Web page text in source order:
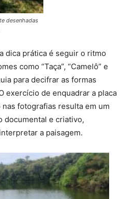
desenhadas
dica prática é seguir o ritmo
como “Taça”, “Camelô” e
para decifrar as formas
exercício de enquadrar a placa
fotografias resulta em um
documental e criativo,
a paisagem.